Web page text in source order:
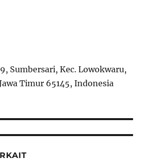
Sumbersari, Kec. Lowokwaru,
Timur 65145, Indonesia